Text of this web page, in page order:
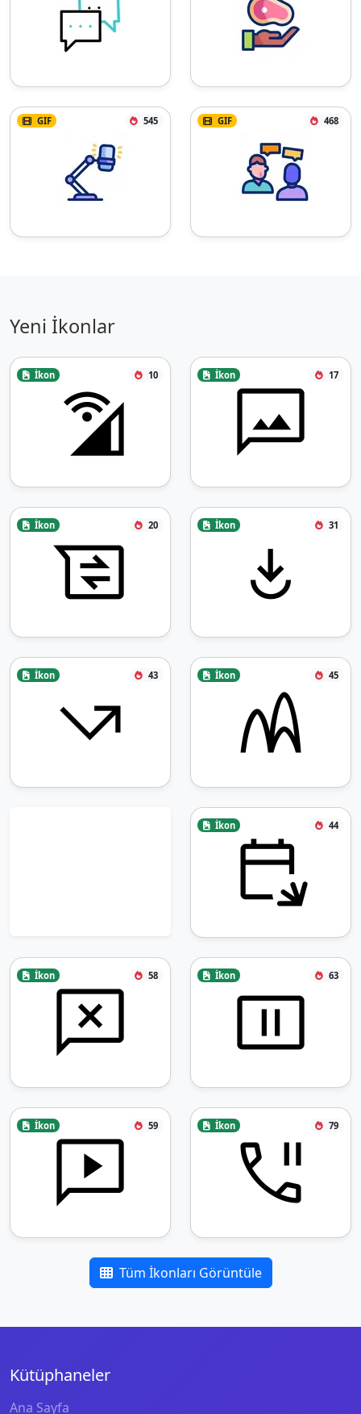
GIF 545 GIF 468
Yeni İkonlar
İkon 10 İkon 17
İkon 20 İkon 31
İkon 43 İkon 45
İkon 44
İkon 58 İkon 63
İkon 59 İkon 79
Tüm İkonları Görüntüle
Kütüphaneler
Ana Sayfa